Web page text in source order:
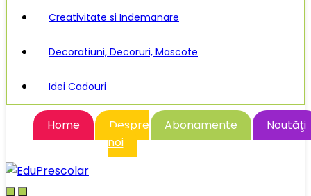
Creativitate si Indemanare
Decoratiuni, Decoruri, Mascote
Idei Cadouri
Home
Despre
noi
Abonamente Noutăţi